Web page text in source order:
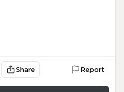
Share Report